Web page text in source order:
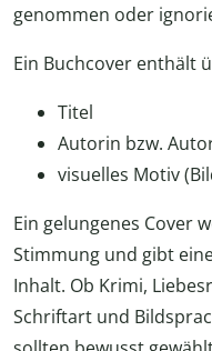
genommen oder
Ein Buchcover enthält
Titel
Autorin bzw.
visuelles Motiv
Ein gelungenes Cover
Stimmung und gibt
Inhalt. Ob Krimi,
Schriftart und